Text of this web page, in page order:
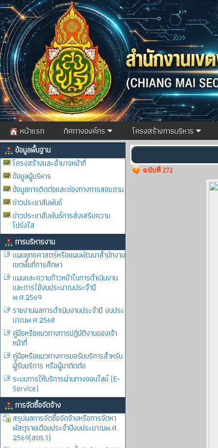
หน้าแรก ทิศทางองค์กร โครงสร้างการบริหาร
ข้อมูลพื้นฐาน
โครงสร้างและอำนาจหน้าที่
ข้อมูลผู้บริหาร
ข้อมูลการติดต่อและช่องทางการสอบถาม
ข่าวประชาสัมพันธ์
ข่าวประชาสัมพันธ์การส่งเสริมความ
โปร่งใส
การบริหารงาน
แผนยุทธศาสตร์หรือแผนพัฒนาสำนักงาน
เขตพื้นที่การศึกษา
แผนและความก้าวหน้าในการดำเนินงาน
และการใช้งบประมาณประจำปี
พ.ศ.2569
รายงานผลการดำเนินงานประจำปี งบประ
มาณพ.ศ.2568
คู่มือหรือแนวทางการปฏิบัติงานของเจ้า
หน้าที่
คู่มือหรือแนวทางการขอรับบริการสำหรับ
ผู้รับบริการ หรือผู้มาติดต่อ
ระบบการให้บริการผ่านทางออนไลน์ (E-
Service)
การจัดซื้อจัดจ้าง
สรุปผลการจัดซื้อจัดจ้างหรือการจัดหา
พัสดุรายเดือนประจำปีงบประมาณพ.ศ.
2569(สขร.1)
ฉบับที่ 272